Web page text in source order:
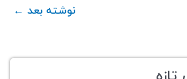
نوشته بعد ←